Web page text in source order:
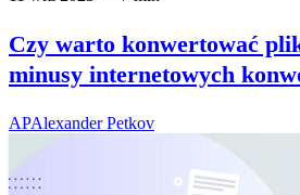
Czy warto konwertować
minusy internetowych
APAlexander Petkov